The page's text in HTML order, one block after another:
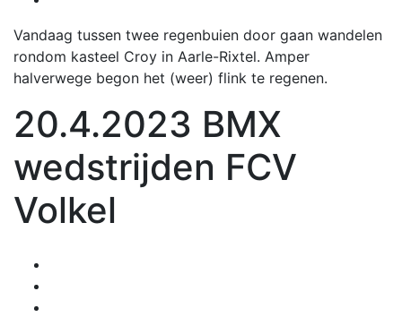
Vandaag tussen twee regenbuien door gaan wandelen
rondom kasteel Croy in Aarle-Rixtel. Amper
halverwege begon het (weer) flink te regenen.
20.4.2023 BMX
wedstrijden FCV
Volkel